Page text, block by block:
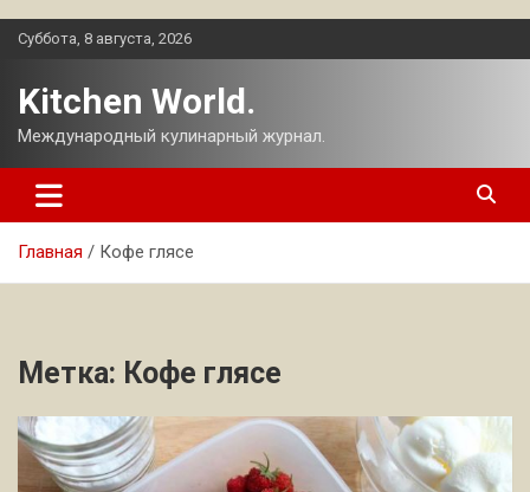
Перейти
Суббота, 8 августа, 2026
Kitchen World.
Международный кулинарный журнал.
Главная Кофе глясе
Метка: Кофе глясе